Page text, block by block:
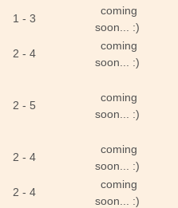
1 - 3
coming
soon... :)
2 - 4
coming
soon... :)
2 - 5
coming
soon... :)
2 - 4
coming
soon... :)
2 - 4
coming
soon... :)